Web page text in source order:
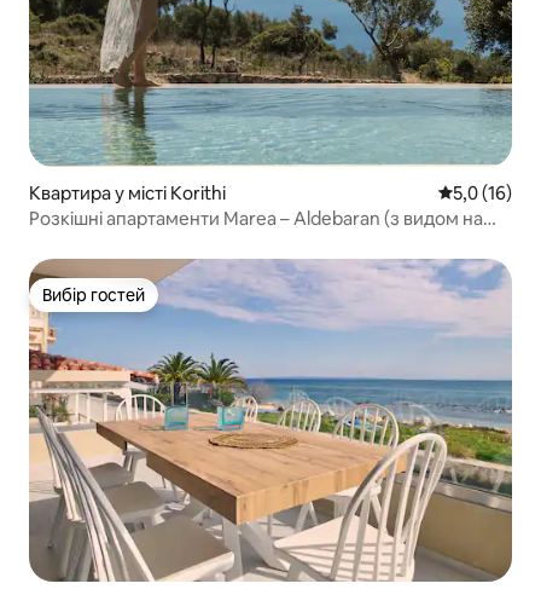
Квартира у місті Korithi Середня
5,0 (16)
Розкішні апартаменти Marea – Aldebaran (з видом на
Вибір гостей
Вибір гостей